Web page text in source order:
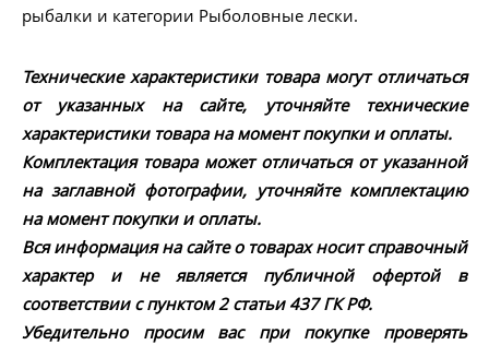
рыбалки и категории Рыболовные лески.
Технические характеристики товара могут отличаться
от указанных на сайте, уточняйте технические
характеристики товара на момент покупки и оплаты.
Комплектация товара может отличаться от указанной
на заглавной фотографии, уточняйте комплектацию
на момент покупки и оплаты.
Вся информация на сайте о товарах носит справочный
характер и не является публичной офертой в
соответствии с пунктом 2 статьи 437 ГК РФ.
Убедительно просим вас при покупке проверять